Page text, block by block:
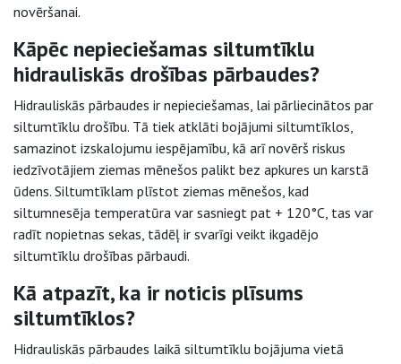
novēršanai.
Kāpēc nepieciešamas siltumtīklu
hidrauliskās drošības pārbaudes?
Hidrauliskās pārbaudes ir nepieciešamas, lai pārliecinātos par
siltumtīklu drošību. Tā tiek atklāti bojājumi siltumtīklos,
samazinot izskalojumu iespējamību, kā arī novērš riskus
iedzīvotājiem ziemas mēnešos palikt bez apkures un karstā
ūdens. Siltumtīklam plīstot ziemas mēnešos, kad
siltumnesēja temperatūra var sasniegt pat + 120°C, tas var
radīt nopietnas sekas, tādēļ ir svarīgi veikt ikgadējo
siltumtīklu drošības pārbaudi.
Kā atpazīt, ka ir noticis plīsums
siltumtīklos?
Hidrauliskās pārbaudes laikā siltumtīklu bojājuma vietā